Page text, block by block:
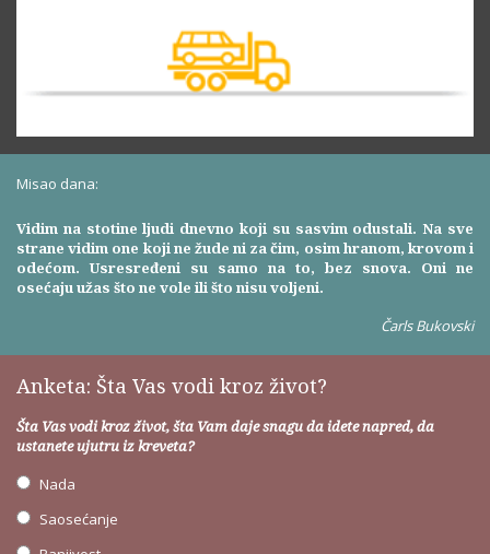
Misao dana:
Vidim na stotine ljudi dnevno koji su sasvim odustali. Na sve
strane vidim one koji ne žude ni za čim, osim hranom, krovom i
odećom. Usresređeni su samo na to, bez snova. Oni ne
osećaju užas što ne vole ili što nisu voljeni.
Čarls Bukovski
Anketa: Šta Vas vodi kroz život?
Šta Vas vodi kroz život, šta Vam daje snagu da idete napred, da
ustanete ujutru iz kreveta?
Nada
Saosećanje